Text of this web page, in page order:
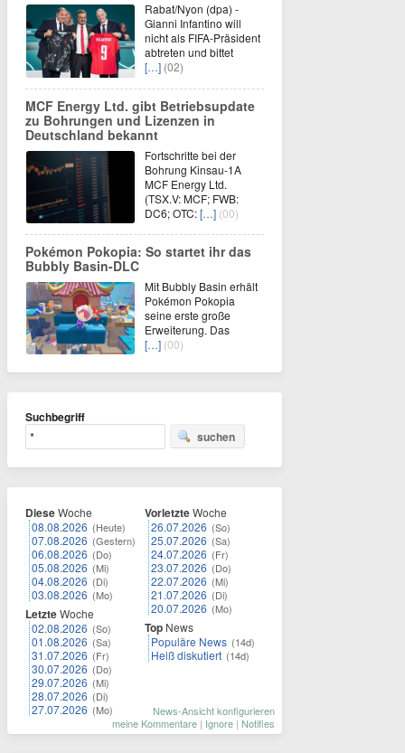
Rabat/Nyon (dpa) -
Gianni Infantino will
nicht als FIFA-Präsident
abtreten und bittet
[…] (02)
MCF Energy Ltd. gibt Betriebsupdate
zu Bohrungen und Lizenzen in
Deutschland bekannt
Fortschritte bei der
Bohrung Kinsau-1A
MCF Energy Ltd.
(TSX.V: MCF; FWB:
DC6; OTC:[…] (00)
Pokémon Pokopia: So startet ihr das
Bubbly Basin-DLC
Mit Bubbly Basin erhält
Pokémon Pokopia
seine erste große
Erweiterung. Das
[…] (00)
Suchbegriff
suchen
DieseWoche
08.08.2026 (Heute)
07.08.2026 (Gestern)
06.08.2026 (Do)
05.08.2026 (Mi)
04.08.2026 (Di)
03.08.2026 (Mo)
LetzteWoche
02.08.2026 (So)
01.08.2026 (Sa)
31.07.2026 (Fr)
30.07.2026 (Do)
29.07.2026 (Mi)
28.07.2026 (Di)
27.07.2026 (Mo)
VorletzteWoche
26.07.2026 (So)
25.07.2026 (Sa)
24.07.2026 (Fr)
23.07.2026 (Do)
22.07.2026 (Mi)
21.07.2026 (Di)
20.07.2026 (Mo)
Top News
Populäre News (14d)
Heiß diskutiert (14d)
News-Ansicht konfigurieren
meine Kommentare | Ignore | Notifies